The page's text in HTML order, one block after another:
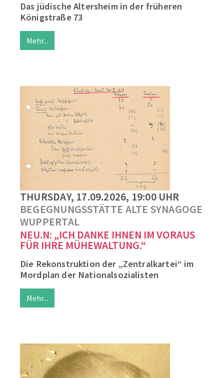
Das jüdische Altersheim in der früheren
Königstraße 73
Mehr...
THURSDAY, 17.09.2026, 19:00 UHR
BEGEGNUNGSSTÄTTE ALTE SYNAGOGE
WUPPERTAL
NEU.N: „ICH DANKE IHNEN IM VORAUS
FÜR IHRE MÜHEWALTUNG.“
Die Rekonstruktion der „Zentralkartei“ im
Mordplan der Nationalsozialisten
Mehr...